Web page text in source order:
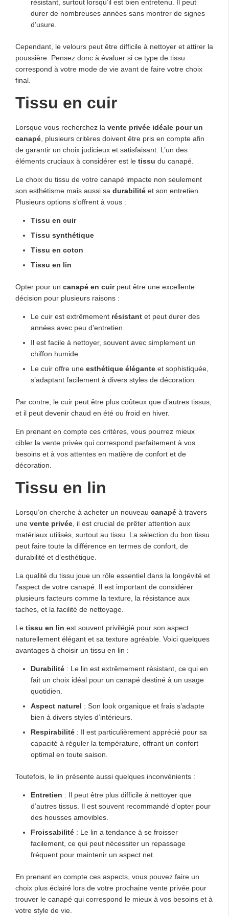
résistant, surtout lorsqu’il est bien entretenu. Il peut
durer de nombreuses années sans montrer de signes
d’usure.
Cependant, le velours peut être difficile à nettoyer et attirer la
poussière. Pensez donc à évaluer si ce type de tissu
correspond à votre mode de vie avant de faire votre choix
final.
Tissu en cuir
Lorsque vous recherchez la vente privée idéale pour un
canapé, plusieurs critères doivent être pris en compte afin
de garantir un choix judicieux et satisfaisant. L’un des
éléments cruciaux à considérer est le tissu du canapé.
Le choix du tissu de votre canapé impacte non seulement
son esthétisme mais aussi sa durabilité et son entretien.
Plusieurs options s’offrent à vous :
Tissu en cuir
Tissu synthétique
Tissu en coton
Tissu en lin
Opter pour un canapé en cuirpeut être une excellente
décision pour plusieurs raisons :
Le cuir est extrêmement résistant et peut durer des
années avec peu d’entretien.
Il est facile à nettoyer, souvent avec simplement un
chiffon humide.
Le cuir offre une esthétique élégante et sophistiquée,
s’adaptant facilement à divers styles de décoration.
Par contre, le cuir peut être plus coûteux que d’autres tissus,
et il peut devenir chaud en été ou froid en hiver.
En prenant en compte ces critères, vous pourrez mieux
cibler la vente privée qui correspond parfaitement à vos
besoins et à vos attentes en matière de confort et de
décoration.
Tissu en lin
Lorsqu’on cherche à acheter un nouveau canapé à travers
une vente privée, il est crucial de prêter attention aux
matériaux utilisés, surtout au tissu. La sélection du bon tissu
peut faire toute la différence en termes de confort, de
durabilité et d’esthétique.
La qualité du tissu joue un rôle essentiel dans la longévité et
l’aspect de votre canapé. Il est important de considérer
plusieurs facteurs comme la texture, la résistance aux
taches, et la facilité de nettoyage.
Le tissu en lin est souvent privilégié pour son aspect
naturellement élégant et sa texture agréable. Voici quelques
avantages à choisir un tissu en lin :
Durabilité : Le lin est extrêmement résistant, ce qui en
fait un choix idéal pour un canapé destiné à un usage
quotidien.
Aspect naturel : Son look organique et frais s’adapte
bien à divers styles d’intérieurs.
Respirabilité : Il est particulièrement apprécié pour sa
capacité à réguler la température, offrant un confort
optimal en toute saison.
Toutefois, le lin présente aussi quelques inconvénients :
Entretien : Il peut être plus difficile à nettoyer que
d’autres tissus. Il est souvent recommandé d’opter pour
des housses amovibles.
Froissabilité : Le lin a tendance à se froisser
facilement, ce qui peut nécessiter un repassage
fréquent pour maintenir un aspect net.
En prenant en compte ces aspects, vous pouvez faire un
choix plus éclairé lors de votre prochaine vente privée pour
trouver le canapé qui correspond le mieux à vos besoins et à
votre style de vie.